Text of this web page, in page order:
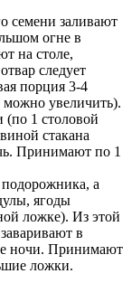
семени заливают
огне в
на столе,
следует
порция 3-4
увеличить).
1 столовой
стакана
Принимают по 1
подорожника, а
ягоды
ложке). Из этой
в
ночи. Принимают
ложки.